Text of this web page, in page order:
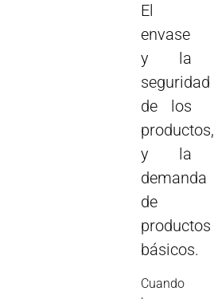
El
envase
y la
seguridad
de los
productos,
y la
demanda
de
productos
básicos.
Cuando